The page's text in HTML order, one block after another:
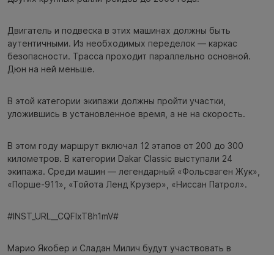
Двигатель и подвеска в этих машинах должны быть
аутентичными. Из необходимых переделок — каркас
безопасности. Трасса проходит параллельно основной.
Дюн на ней меньше.
В этой категории экипажи должны пройти участки,
уложившись в установленное время, а не на скорость.
В этом году маршрут включал 12 этапов от 200 до 300
километров. В категории Dakar Classic выступали 24
экипажа. Среди машин — легендарный «Фольсваген Жук»,
«Порше-911», «Тойота Ленд Крузер», «Ниссан Патрол».
#INST_URL__CQFlxT8h1mV#
Марио Якобер и Сладан Милич будут участвовать в